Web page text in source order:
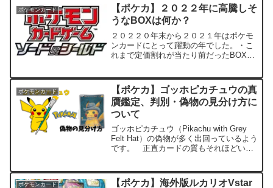
ポケモンカード
【ポケカ】２０２２年に高騰しそ
うなBOXは何か？
２０２２０年末から２０２１年はポケモ
ンカードにとって躍動の年でした。・こ
れまで定価割れが当たり前だったBOXが
増加・これまで見向きもされていなかっ
た海外ポケモンカードも...
ポケモンカード
【ポケカ】ゴッホピカチュウの真
贋鑑定、判別・偽物の見分け方に
ついて
ゴッホピカチュウ（Pikachu with Grey
Felt Hat）の偽物が多く出回っているよう
です。 正直カードの質もそれほどいい
スニダンなどで購入する際に参...
ポケモンカード
【ポケカ】海外版ルカリオVstar